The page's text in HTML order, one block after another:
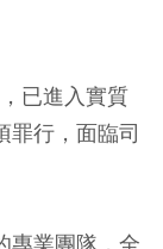
已進入實質
罪行，面臨司